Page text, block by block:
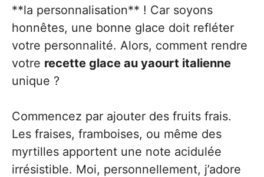
**la personnalisation** ! Car soyons
honnêtes, une bonne glace doit refléter
votre personnalité. Alors, comment rendre
votre recette glace au yaourt italienne
unique ?
Commencez par ajouter des fruits frais.
Les fraises, framboises, ou même des
myrtilles apportent une note acidulée
irrésistible. Moi, personnellement, j’adore